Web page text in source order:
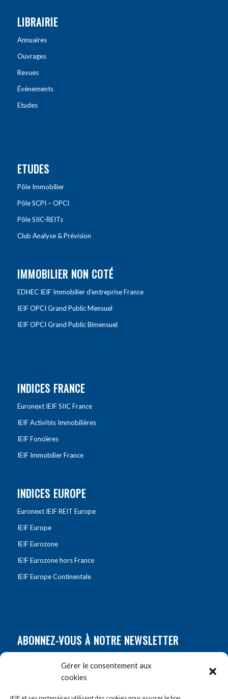
Gérer le consentement aux
cookies
LIBRAIRIE
Annuaires
Ouvrages
Revues
Évènements
Etudes
ETUDES
Pôle Immobilier
Pôle SCPI – OPCI
Pôle SIIC-REITs
Club Analyse & Prévision
IMMOBILIER NON COTÉ
EDHEC IEIF Immobilier d’entreprise France
IEIF OPCI Grand Public Mensuel
IEIF OPCI Grand Public Bimensuel
INDICES FRANCE
Euronext IEIF SIIC France
IEIF Activités Immobilières
IEIF Foncières
IEIF Immobilier France
INDICES EUROPE
Euronext IEIF REIT Europe
IEIF Europe
IEIF Eurozone
IEIF Eurozone hors France
IEIF Europe Continentale
ABONNEZ-VOUS À NOTRE NEWSLETTER
Prénom*